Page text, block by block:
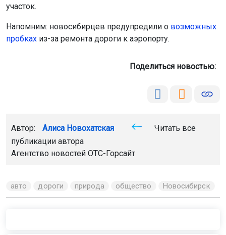
участок.
Напомним: новосибирцев предупредили о возможных
пробках из-за ремонта дороги к аэропорту.
Поделиться новостью:
Автор: Алиса Новохатская
Читать все
публикации автора
Агентство новостей ОТС-Горсайт
авто дороги природа общество Новосибирск